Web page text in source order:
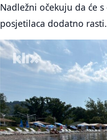
Nadležni očekuju da će
posjetilaca dodatno rasti.